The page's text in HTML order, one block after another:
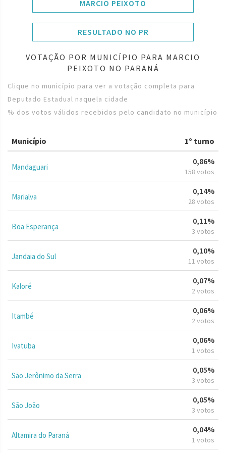
MARCIO PEIXOTO
RESULTADO NO PR
VOTAÇÃO POR MUNICÍPIO PARA MARCIO
PEIXOTO NO PARANÁ
Clique no município para ver a votação completa para
Deputado Estadual naquela cidade
% dos votos válidos recebidos pelo candidato no município
Município 1º turno
Mandaguari
0,86%
158 votos
Marialva
0,14%
28 votos
Boa Esperança
0,11%
3 votos
Jandaia do Sul
0,10%
11 votos
Kaloré
0,07%
2 votos
Itambé
0,06%
2 votos
Ivatuba
0,06%
1 votos
São Jerônimo da Serra
0,05%
3 votos
São João
0,05%
3 votos
Altamira do Paraná
0,04%
1 votos